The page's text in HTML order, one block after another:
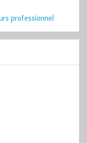
professionnel